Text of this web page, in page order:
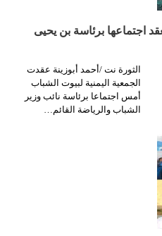
اجتماعها برئاسة بن يحيى
الثورة نت /أحمد أبوزينة عقدت
الجمعية اليمنية لبيوت الشباب
أمس اجتماعا برئاسة نائب وزير
الشباب والرياضة القائم…